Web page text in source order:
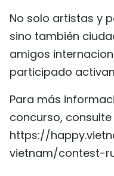
No solo artistas y
sino también
amigos
participado
Para más
concurso,
https://
vietnam/contest-